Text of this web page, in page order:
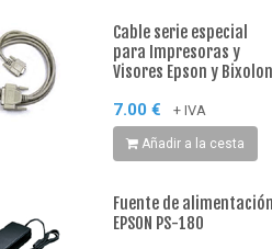
Cable serie especial
para Impresoras y
Visores Epson y Bixolon
7.00 € + IVA
Añadir a la cesta
Fuente de alimentación
EPSON PS-180